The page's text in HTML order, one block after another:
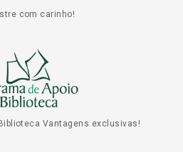
com carinho!
Vantagens exclusivas!